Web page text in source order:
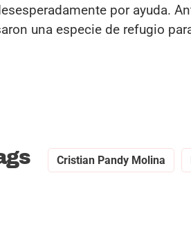
por ayuda.
una especie de refugio
Cristian Pandy Molina